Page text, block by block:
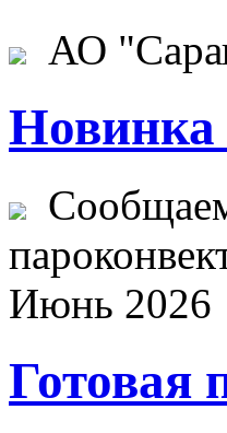
АО
Новинка
Июнь 2026
Готовая